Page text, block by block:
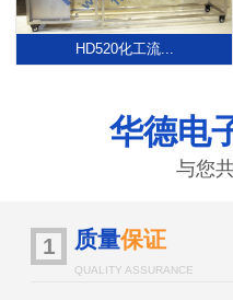
HD520化工流...
华德电
与您
1 质量保证
QUALITY ASSURANCE